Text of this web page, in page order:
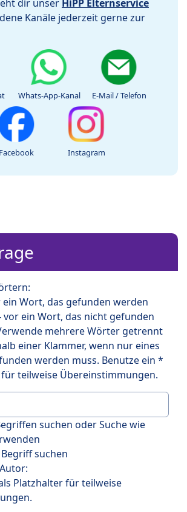
dir unser HiPP Elternservice
Kanäle jederzeit gerne zur
Whats-App-Kanal E-Mail / Telefon
Facebook Instagram
ein Wort, das gefunden werden
vor ein Wort, das nicht gefunden
mehrere Wörter getrennt
einer Klammer, wenn nur eines
werden muss. Benutze ein *
teilweise Übereinstimmungen.
suchen oder Suche wie
suchen
Platzhalter für teilweise